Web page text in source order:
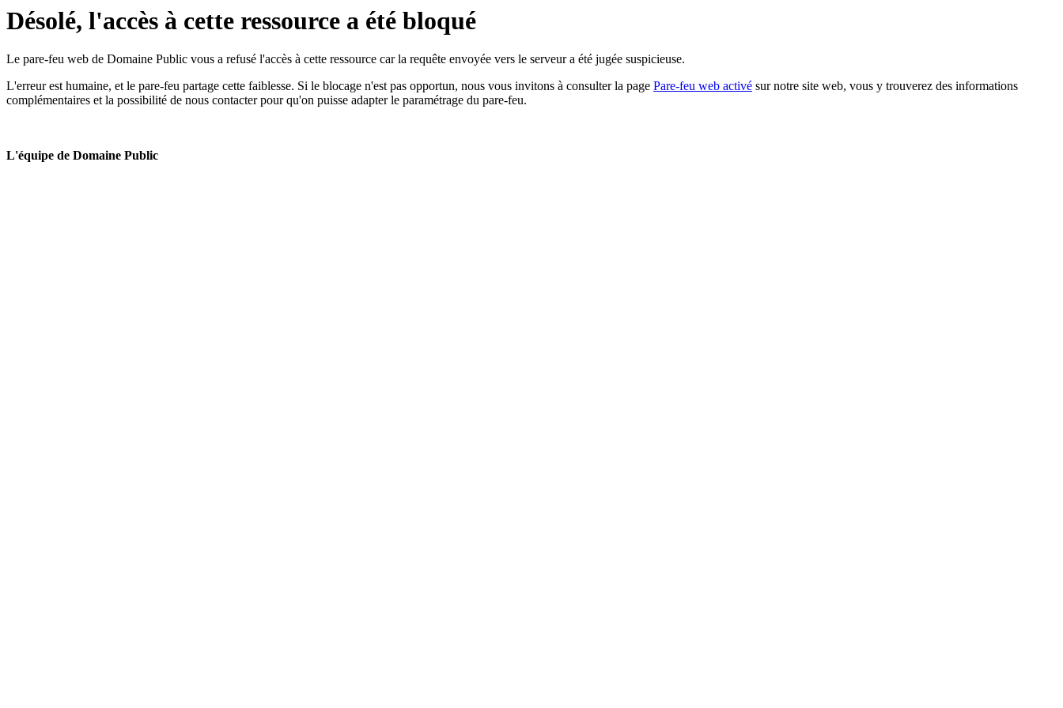
Désolé, l'accès à cette ressource a été bloqué
Le pare-feu web de Domaine Public vous a refusé l'accès à cette ressource car la requête envoyée vers le serveur a été jugée suspicieuse.
L'erreur est humaine, et le pare-feu partage cette faiblesse. Si le blocage n'est pas opportun, nous vous invitons à consulter la page Pare-feu web activé sur notre site web, vous y trouverez des informations
complémentaires et la possibilité de nous contacter pour qu'on puisse adapter le paramétrage du pare-feu.
L'équipe de Domaine Public